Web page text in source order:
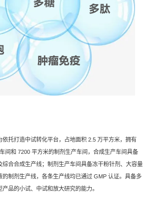
依托打造中试转化平台，占地面积 2.5 万平方米，拥有
间和 7200 平方米的制剂生产车间，合成生产车间具备
综合合成生产线；制剂生产车间具备冻干粉针剂、大容量
的制剂生产线，各条生产线均已通过 GMP 认证。具备多
品的小试、中试和放大研究的能力。